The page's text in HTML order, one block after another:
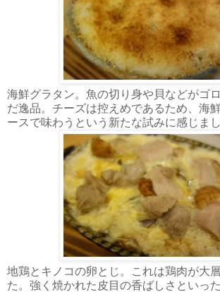
海鮮グラタン。魚の切り身や貝などがゴ
だ逸品。チーズは控えめであるため、海
ースで味わうという新たな試みに感じまし
地鶏とキノコの卵とじ。これは鶏肉が大
た。強く焼かれた皮目の香ばしさといっ